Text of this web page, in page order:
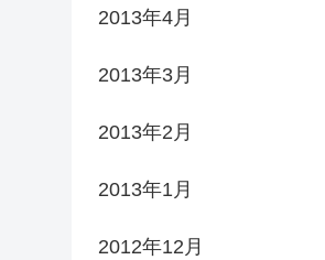
2013年4月
2013年3月
2013年2月
2013年1月
2012年12月